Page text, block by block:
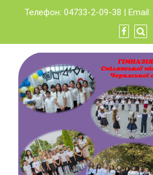
content
Телефон: 04733-2-09-38 | Email: